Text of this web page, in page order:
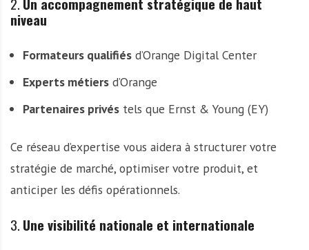
2. Un accompagnement stratégique de haut
niveau
Formateurs qualifiésd’Orange Digital Center
Experts métiersd’Orange
Partenaires privéstels que Ernst & Young (EY)
Ce réseau d’expertise vous aidera à structurer votre
stratégie de marché, optimiser votre produit, et
anticiper les défis opérationnels.
3. Une visibilité nationale et internationale